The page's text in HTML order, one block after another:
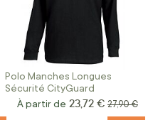
Polo Manches Longues
Sécurité CityGuard
À partir de 23,72 € Prix
27,90 €